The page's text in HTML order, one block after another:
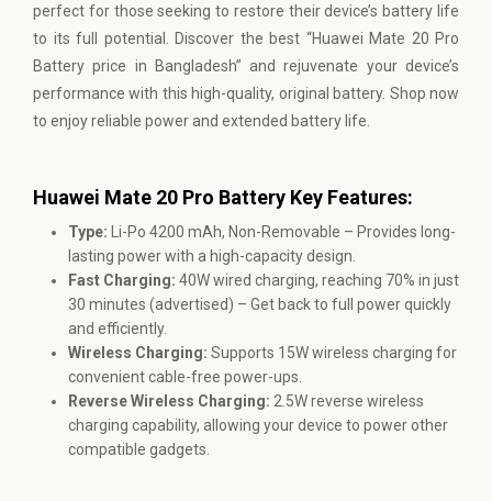
perfect for those seeking to restore their device’s battery life
to its full potential. Discover the best “Huawei Mate 20 Pro
Battery price in Bangladesh” and rejuvenate your device’s
performance with this high-quality, original battery. Shop now
to enjoy reliable power and extended battery life.
Huawei Mate 20 Pro Battery Key Features:
Type: Li-Po 4200 mAh, Non-Removable – Provides long-
lasting power with a high-capacity design.
Fast Charging: 40W wired charging, reaching 70% in just
30 minutes (advertised) – Get back to full power quickly
and efficiently.
Wireless Charging: Supports 15W wireless charging for
convenient cable-free power-ups.
Reverse Wireless Charging: 2.5W reverse wireless
charging capability, allowing your device to power other
compatible gadgets.